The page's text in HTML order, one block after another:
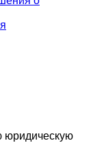
юридическую